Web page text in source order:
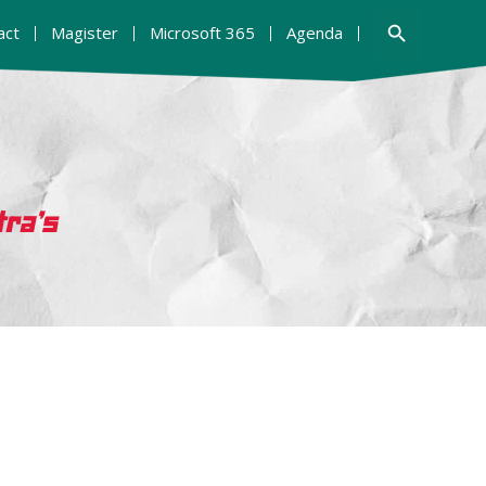
Magister Microsoft 365 Agenda